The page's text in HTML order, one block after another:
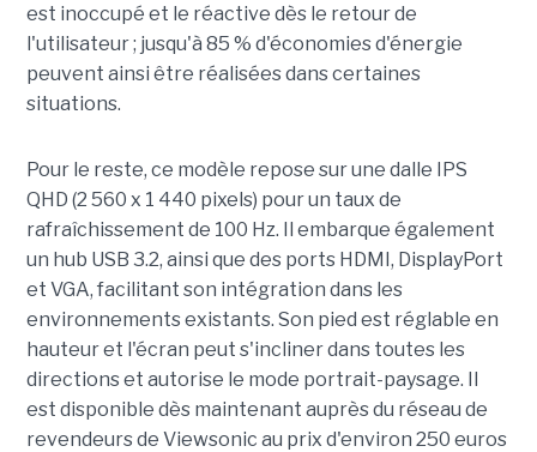
est inoccupé et le réactive dès le retour de
l'utilisateur ; jusqu'à 85 % d'économies d'énergie
peuvent ainsi être réalisées dans certaines
situations.
Pour le reste, ce modèle repose sur une dalle IPS
QHD (2 560 x 1 440 pixels) pour un taux de
rafraîchissement de 100 Hz. Il embarque également
un hub USB 3.2, ainsi que des ports HDMI, DisplayPort
et VGA, facilitant son intégration dans les
environnements existants. Son pied est réglable en
hauteur et l'écran peut s'incliner dans toutes les
directions et autorise le mode portrait-paysage. Il
est disponible dès maintenant auprès du réseau de
revendeurs de Viewsonic au prix d'environ 250 euros